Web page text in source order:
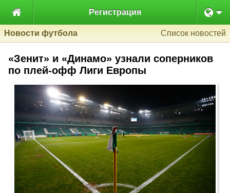
 Регистрация
Новости футбола Список новостей
«Зенит» и «Динамо» узнали соперников
по плей-офф Лиги Европы